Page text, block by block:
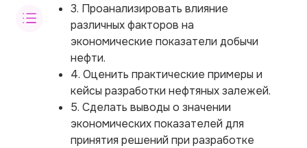
3. Проанализировать влияние
различных факторов на
экономические показатели добычи
нефти.
4. Оценить практические примеры и
кейсы разработки нефтяных залежей.
5. Сделать выводы о значении
экономических показателей для
принятия решений при разработке